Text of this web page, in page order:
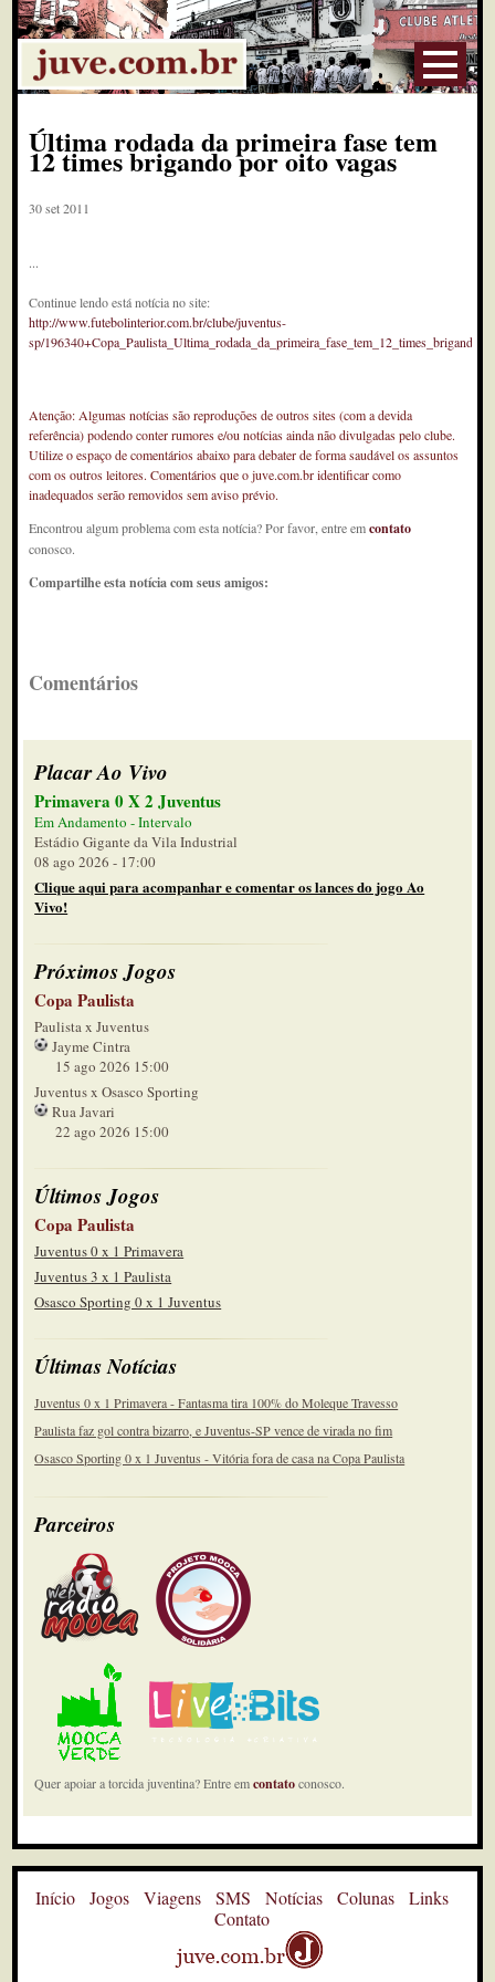
Última rodada da primeira fase tem
12 times brigando por oito vagas
30 set 2011
...
Continue lendo está notícia no site:
http://www.futebolinterior.com.br/clube/juventus-
sp/
Atenção: Algumas notícias são reproduções de outros sites (com a devida
referência) podendo conter rumores e/ou notícias ainda não divulgadas pelo clube.
Utilize o espaço de comentários abaixo para debater de forma saudável os assuntos
com os outros leitores. Comentários que o juve.com.br identificar como
inadequados serão removidos sem aviso prévio.
Encontrou algum problema com esta notícia? Por favor, entre emcontato
conosco.
Compartilhe esta notícia com seus amigos:
Comentários
Placar Ao Vivo
Primavera 0 X 2 Juventus
Em Andamento - Intervalo
Estádio Gigante da Vila Industrial
08 ago 2026 - 17:00
Clique aqui para acompanhar e comentar os lances do jogo Ao
Vivo!
Próximos Jogos
Copa Paulista
Paulista x Juventus
Jayme Cintra
15 ago 2026 15:00
Juventus x Osasco Sporting
Rua Javari
22 ago 2026 15:00
Últimos Jogos
Copa Paulista
Juventus 0 x 1 Primavera
Juventus 3 x 1 Paulista
Osasco Sporting 0 x 1 Juventus
Últimas Notícias
Juventus 0 x 1 Primavera - Fantasma tira 100% do Moleque Travesso
Paulista faz gol contra bizarro, e Juventus-SP vence de virada no fim
Osasco Sporting 0 x 1 Juventus - Vitória fora de casa na Copa Paulista
Parceiros
Quer apoiar a torcida juventina? Entre emcontatoconosco.
Início Jogos Viagens SMS Notícias Colunas
Links
Contato